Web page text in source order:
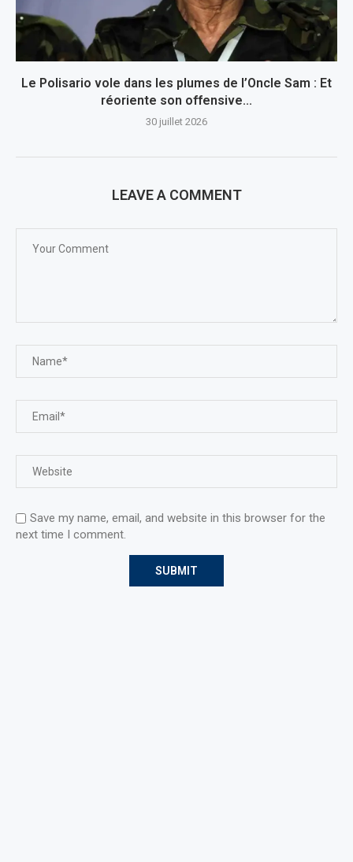
Le Polisario vole dans les plumes de l’Oncle Sam : Et
réoriente son offensive...
30 juillet 2026
LEAVE A COMMENT
Save my name, email, and website in this browser for the
next time I comment.